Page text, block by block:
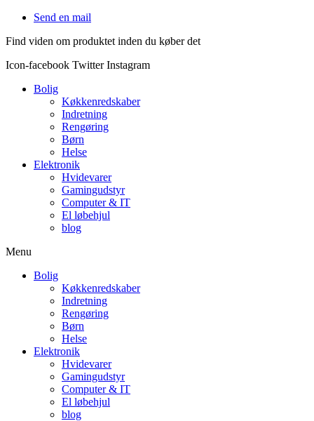
Videre
indhold
Send en mail
Find viden om produktet inden du køber det
Icon-facebook Twitter Instagram
Bolig
Køkkenredskaber
Indretning
Rengøring
Børn
Helse
Elektronik
Hvidevarer
Gamingudstyr
Computer & IT
El løbehjul
blog
Menu
Bolig
Køkkenredskaber
Indretning
Rengøring
Børn
Helse
Elektronik
Hvidevarer
Gamingudstyr
Computer & IT
El løbehjul
blog